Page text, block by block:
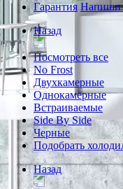
Гарантия
Назад
Посмотреть все
No Frost
Двухкамерные
Однокамерные
Встраиваемые
Side By Side
Черные
Подобрать
Назад